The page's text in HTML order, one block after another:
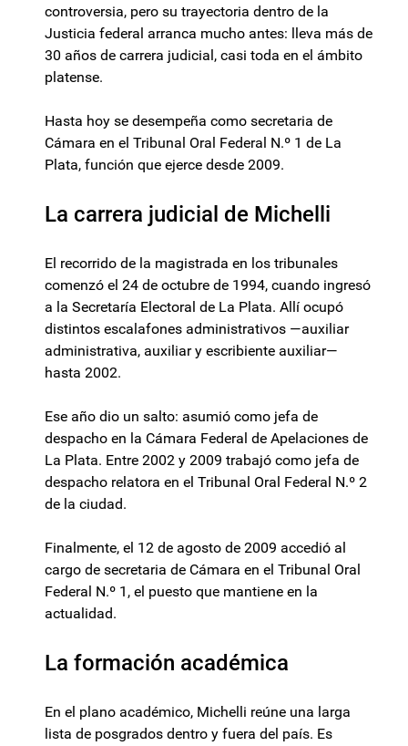
controversia, pero su trayectoria dentro de la
Justicia federal arranca mucho antes: lleva más de
30 años de carrera judicial, casi toda en el ámbito
platense.
Hasta hoy se desempeña como secretaria de
Cámara en el Tribunal Oral Federal N.º 1 de La
Plata, función que ejerce desde 2009.
La carrera judicial de Michelli
El recorrido de la magistrada en los tribunales
comenzó el 24 de octubre de 1994, cuando ingresó
a la Secretaría Electoral de La Plata. Allí ocupó
distintos escalafones administrativos —auxiliar
administrativa, auxiliar y escribiente auxiliar—
hasta 2002.
Ese año dio un salto: asumió como jefa de
despacho en la Cámara Federal de Apelaciones de
La Plata. Entre 2002 y 2009 trabajó como jefa de
despacho relatora en el Tribunal Oral Federal N.º 2
de la ciudad.
Finalmente, el 12 de agosto de 2009 accedió al
cargo de secretaria de Cámara en el Tribunal Oral
Federal N.º 1, el puesto que mantiene en la
actualidad.
La formación académica
En el plano académico, Michelli reúne una larga
lista de posgrados dentro y fuera del país. Es